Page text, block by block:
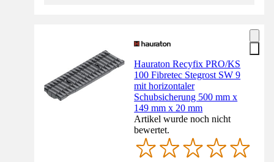
Hauraton Recyfix PRO/KS
100 Fibretec Stegrost SW 9
mit horizontaler
Schubsicherung 500 mm x
149 mm x 20 mm
Artikel wurde noch nicht
bewertet.